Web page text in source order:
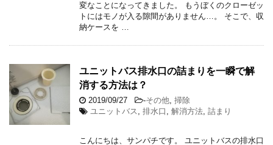
変なことになってきました。 もうぼくのクローゼッ
トにはモノが入る隙間がありません…。 そこで、収
納ケースを …
ユニットバス排水口の詰まりを一瞬で解
消する方法は？
2019/09/27 -その他, 掃除
ユニットバス , 排水口 , 解消方法, 詰まり
こんにちは、サンパチです。 ユニットバスの排水口